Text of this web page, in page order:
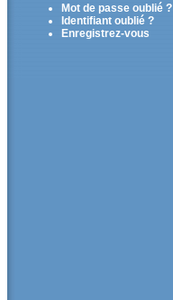
Mot de passe oublié ?
Identifiant oublié ?
Enregistrez-vous